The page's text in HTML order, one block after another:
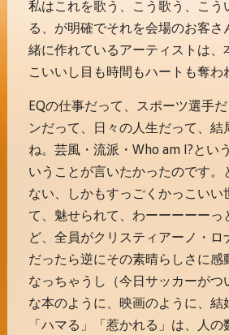
私はこれを歌う、こう歌う、こう
る、が明確でそれを会場のお客さ
緒に作れているアーティストは、
こいいし目も時間もハートも奪わ
EQの仕事だって、スポーツ選手
ンだって、日々の人生だって、結
ね。芸風・流派・Who am I?とい
いうことが言いたかったのです。
ない、しかもすっごくかっこいい
て、魅せられて、わーーーーーっ
ど、全員がクリスティアーノ・ロ
だったら逆にその素晴らしさに感
なっちゃうし（今日サッカーがつ
な本のように、映画のように、結
「ハマる」「惹かれる」は、人